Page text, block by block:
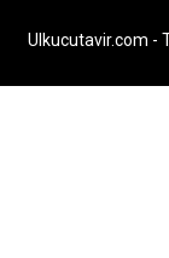
Ulkucutavir.com -